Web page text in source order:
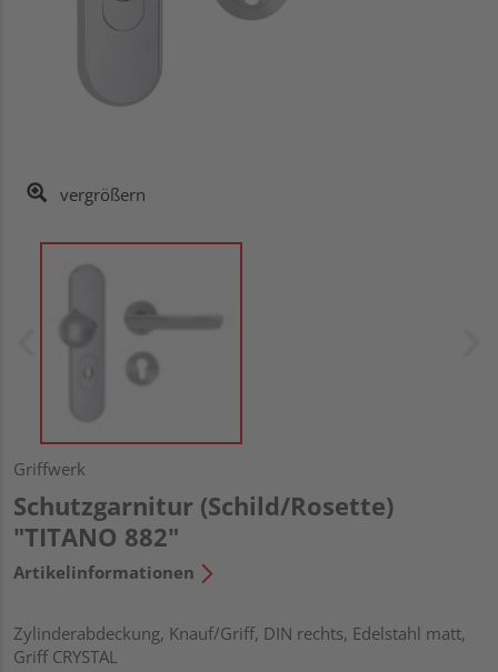
vergrößern
Griffwerk
Schutzgarnitur (Schild/Rosette)
"TITANO 882"
Artikelinformationen
Zylinderabdeckung, Knauf/Griff, DIN rechts, Edelstahl matt,
Griff CRYSTAL